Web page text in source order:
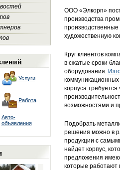
Услуги
Работа
Авто-
объявления
ООО «Элкорп»
производства
производственные
художественную
Круг клиентов
в сжатые сроки
оборудования.
корпуса
возможностями и
Подобрать
решения можно в
продукции с
найдет корпус,
предложения
которые работают